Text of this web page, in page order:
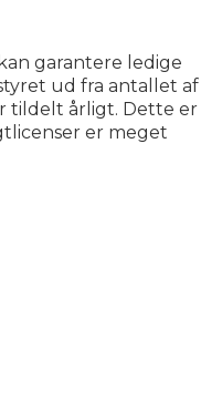
garantere ledige
ud fra antallet af
tildelt årligt. Dette er
er meget